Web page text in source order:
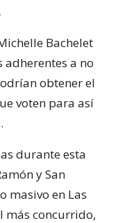
Bachelet
a no
obtener el
voten para así
durante esta
y San
masivo en Las
más concurrido,